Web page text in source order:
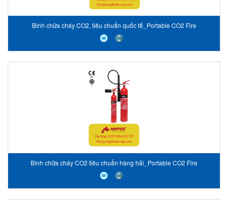
Bình chửa cháy CO2, tiêu chuẩn quốc tế_Portable CO2 Fire
Extinguishers - Global-Mark Certified
Bình chữa cháy CO2 tiêu chuẩn hàng hải_Portable CO2 Fire
Extinguishers - CE, Marine Approved